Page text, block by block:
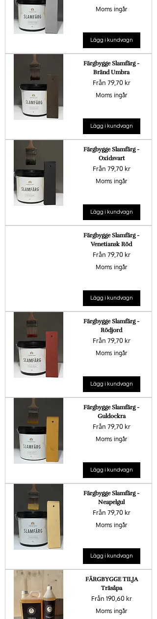
Moms ingår
Lägg i kundvagn
Färgbygge Slamfärg -
Bränd Umbra
Från 79,70 kr
Reapris
Moms ingår
Lägg i kundvagn
Färgbygge Slamfärg -
Oxidsvart
Från 79,70 kr
Reapris
Moms ingår
Lägg i kundvagn
Färgbygge Slamfärg -
Venetiansk Röd
Från 79,70 kr
Reapris
Moms ingår
Lägg i kundvagn
Färgbygge Slamfärg -
Rödjord
Från 79,70 kr
Reapris
Moms ingår
Lägg i kundvagn
Färgbygge Slamfärg -
Guldockra
Från 79,70 kr
Reapris
Moms ingår
Lägg i kundvagn
Färgbygge Slamfärg -
Neapelgul
Från 79,70 kr
Reapris
Moms ingår
Lägg i kundvagn
FÄRGBYGGE TILJA
Träsåpa
Från 190,60 kr
Reapris
Moms ingår